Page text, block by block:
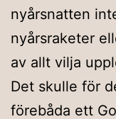
nyårsnatten
nyårsraketer
av allt vilja
Det skulle för
förebåda ett